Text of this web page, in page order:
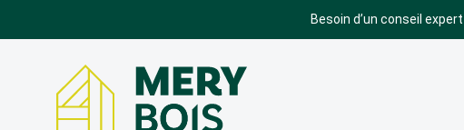
Besoin d’un conseil